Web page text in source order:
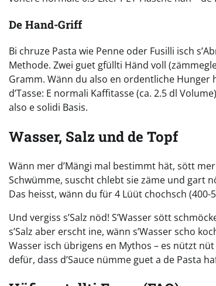
De Hand-Griff
Bi chruze Pasta wie Penne oder Fusilli isch
Methode. Zwei guet gfüllti Händ voll
Gramm. Wänn du also en ordentliche
d’Tasse: E normali Kaffitasse (ca. 2.5 dl
also e solidi Basis.
Wasser, Salz und de Topf
Wänn mer d’Mängi mal bestimmt hät, sött
Schwümme, suscht chlebt sie zäme und gart
Das heisst, wänn du für 4 Lüüt chochsch
Und vergiss s’Salz nöd! S’Wasser sött
s’Salz aber erscht ine, wänn s’Wasser scho
Wasser isch übrigens en Mythos – es nützt
defür, dass d’Sauce nümme guet a de Pasta